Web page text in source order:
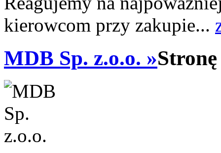
kierowcom przy zakupie...
MDB Sp. z.o.o. »